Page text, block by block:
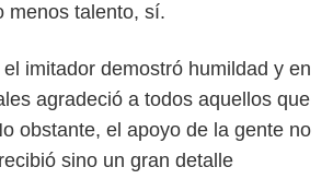
menos talento, sí.
imitador demostró humildad y en
agradeció a todos aquellos que
obstante, el apoyo de la gente no
sino un gran detalle